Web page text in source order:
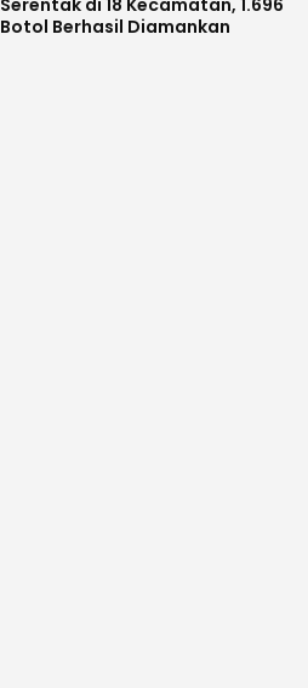
Botol Berhasil Diamankan